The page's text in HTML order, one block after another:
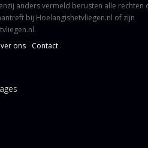
anders vermeld berusten alle rechten
bij Hoelangishetvliegen.nl of zijn
ons Contact